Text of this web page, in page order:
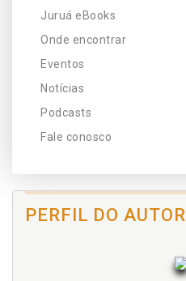
Juruá eBooks
Onde encontrar
Eventos
Notícias
Podcasts
Fale conosco
PERFIL DO AUTOR